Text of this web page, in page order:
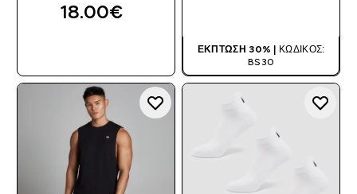
18.00€‎
ΈΚΠΤΩΣΗ 30% |
ΚΩΔΙΚΌΣ:
BS30